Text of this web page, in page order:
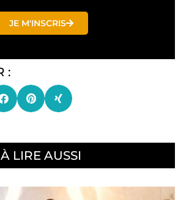
JE M'INSCRIS
:
À LIRE AUSSI